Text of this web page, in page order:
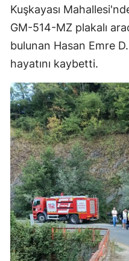
Kuşkayası
GM-514-MZ plakalı
bulunan Hasan Emre
hayatını kaybetti.